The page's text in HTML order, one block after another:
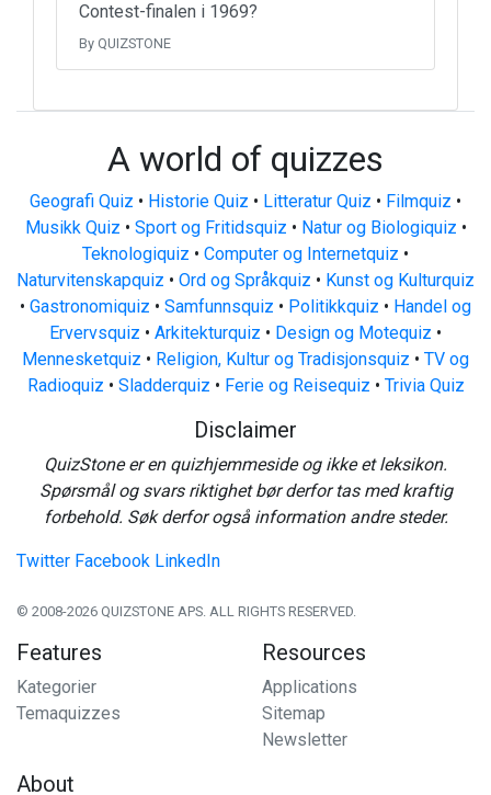
Contest-finalen i 1969?
By QUIZSTONE
A world of quizzes
Geografi Quiz • Historie Quiz • Litteratur Quiz • Filmquiz •
Musikk Quiz • Sport og Fritidsquiz • Natur og Biologiquiz •
Teknologiquiz • Computer og Internetquiz •
Naturvitenskapquiz • Ord og Språkquiz • Kunst og Kulturquiz
• Gastronomiquiz • Samfunnsquiz • Politikkquiz • Handel og
Ervervsquiz • Arkitekturquiz • Design og Motequiz •
Mennesketquiz • Religion, Kultur og Tradisjonsquiz • TV og
Radioquiz • Sladderquiz • Ferie og Reisequiz • Trivia Quiz
Disclaimer
QuizStone er en quizhjemmeside og ikke et leksikon.
Spørsmål og svars riktighet bør derfor tas med kraftig
forbehold. Søk derfor også information andre steder.
Twitter Facebook LinkedIn
© 2008-2026 QUIZSTONE APS. ALL RIGHTS RESERVED.
Features
Kategorier
Temaquizzes
Resources
Applications
Sitemap
Newsletter
About